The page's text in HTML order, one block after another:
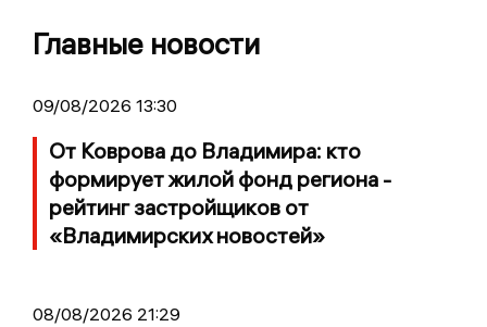
Главные новости
09/08/2026 13:30
От Коврова до Владимира: кто
формирует жилой фонд региона -
рейтинг застройщиков от
«Владимирских новостей»
08/08/2026 21:29